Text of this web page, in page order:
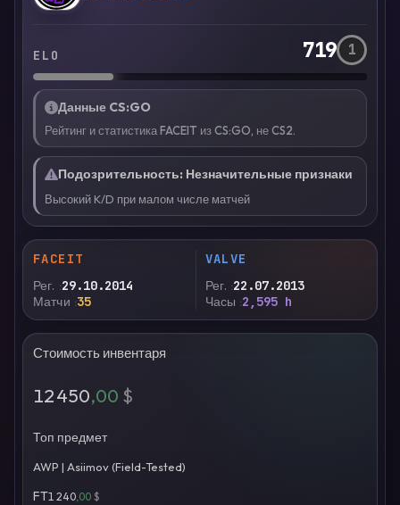
ELO 719 1
Данные CS:GO
Рейтинг и статистика FACEIT из CS:GO, не CS2.
Подозрительность: Незначительные признаки
Высокий K/D при малом числе матчей
FACEIT
Рег. 29.10.2014
Матчи 35
VALVE
Рег. 22.07.2013
Часы 2,595 h
Стоимость инвентаря
12 450,00 $
Топ предмет
AWP | Asiimov (Field-Tested)
FT1 240 ,00 $